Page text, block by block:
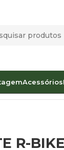
Acessórios
R-